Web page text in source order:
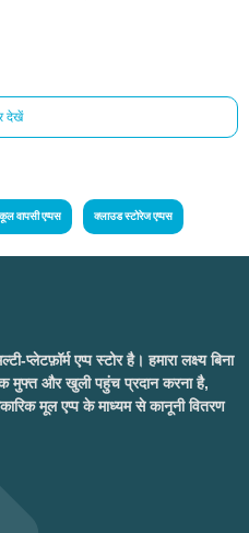
देखें
वापसी एप्पस क्लाउड स्टोरेज एप्पस
एप्प स्टोर है। हमारा लक्ष्य बिना
मुफ्त और खुली पहुंच प्रदान करना है,
मूल एप्प के माध्यम से कानूनी वितरण